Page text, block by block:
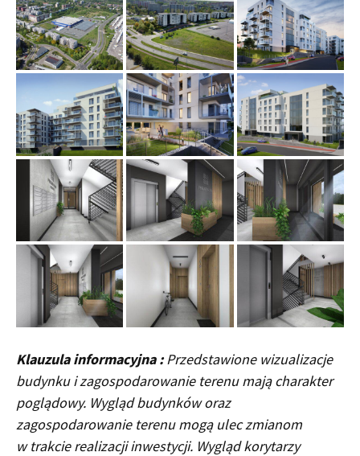
Klauzula informacyjna :Przedstawione wizualizacje
budynku i zagospodarowanie terenu mają charakter
poglądowy. Wygląd budynków oraz
zagospodarowanie terenu mogą ulec zmianom
w trakcie realizacji inwestycji. Wygląd korytarzy